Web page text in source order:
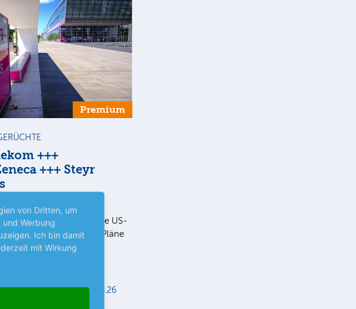
Premium
+++
+++ Steyr
Laut dem US-
Semafor, soll die US-
T-Mobile US die Pläne
Fusion mit der
Mutter nicht…
Anlegermagazin 05.08.26
von Dritten, um
Werbung
Ich bin damit
mit Wirkung